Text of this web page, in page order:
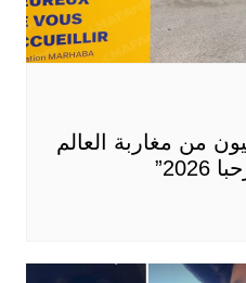
أزيد من 2,7 مليون من مغاربة العالم